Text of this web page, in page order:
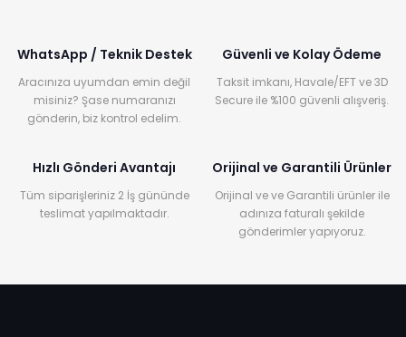
WhatsApp / Teknik Destek
Aracınıza uyumdan emin değil
misiniz? Şase numaranızı
gönderin, biz kontrol edelim.
Güvenli ve Kolay Ödeme
Taksit imkanı, Havale/EFT ve 3D
Secure ile %100 güvenli alışveriş.
Hızlı Gönderi Avantajı
Tüm siparişleriniz 2 İş gününde
teslimat yapılmaktadır.
Orijinal ve Garantili Ürünler
Orijinal ve ve Garantili ürünler ile
adınıza faturalı şekilde
gönderimler yapıyoruz.